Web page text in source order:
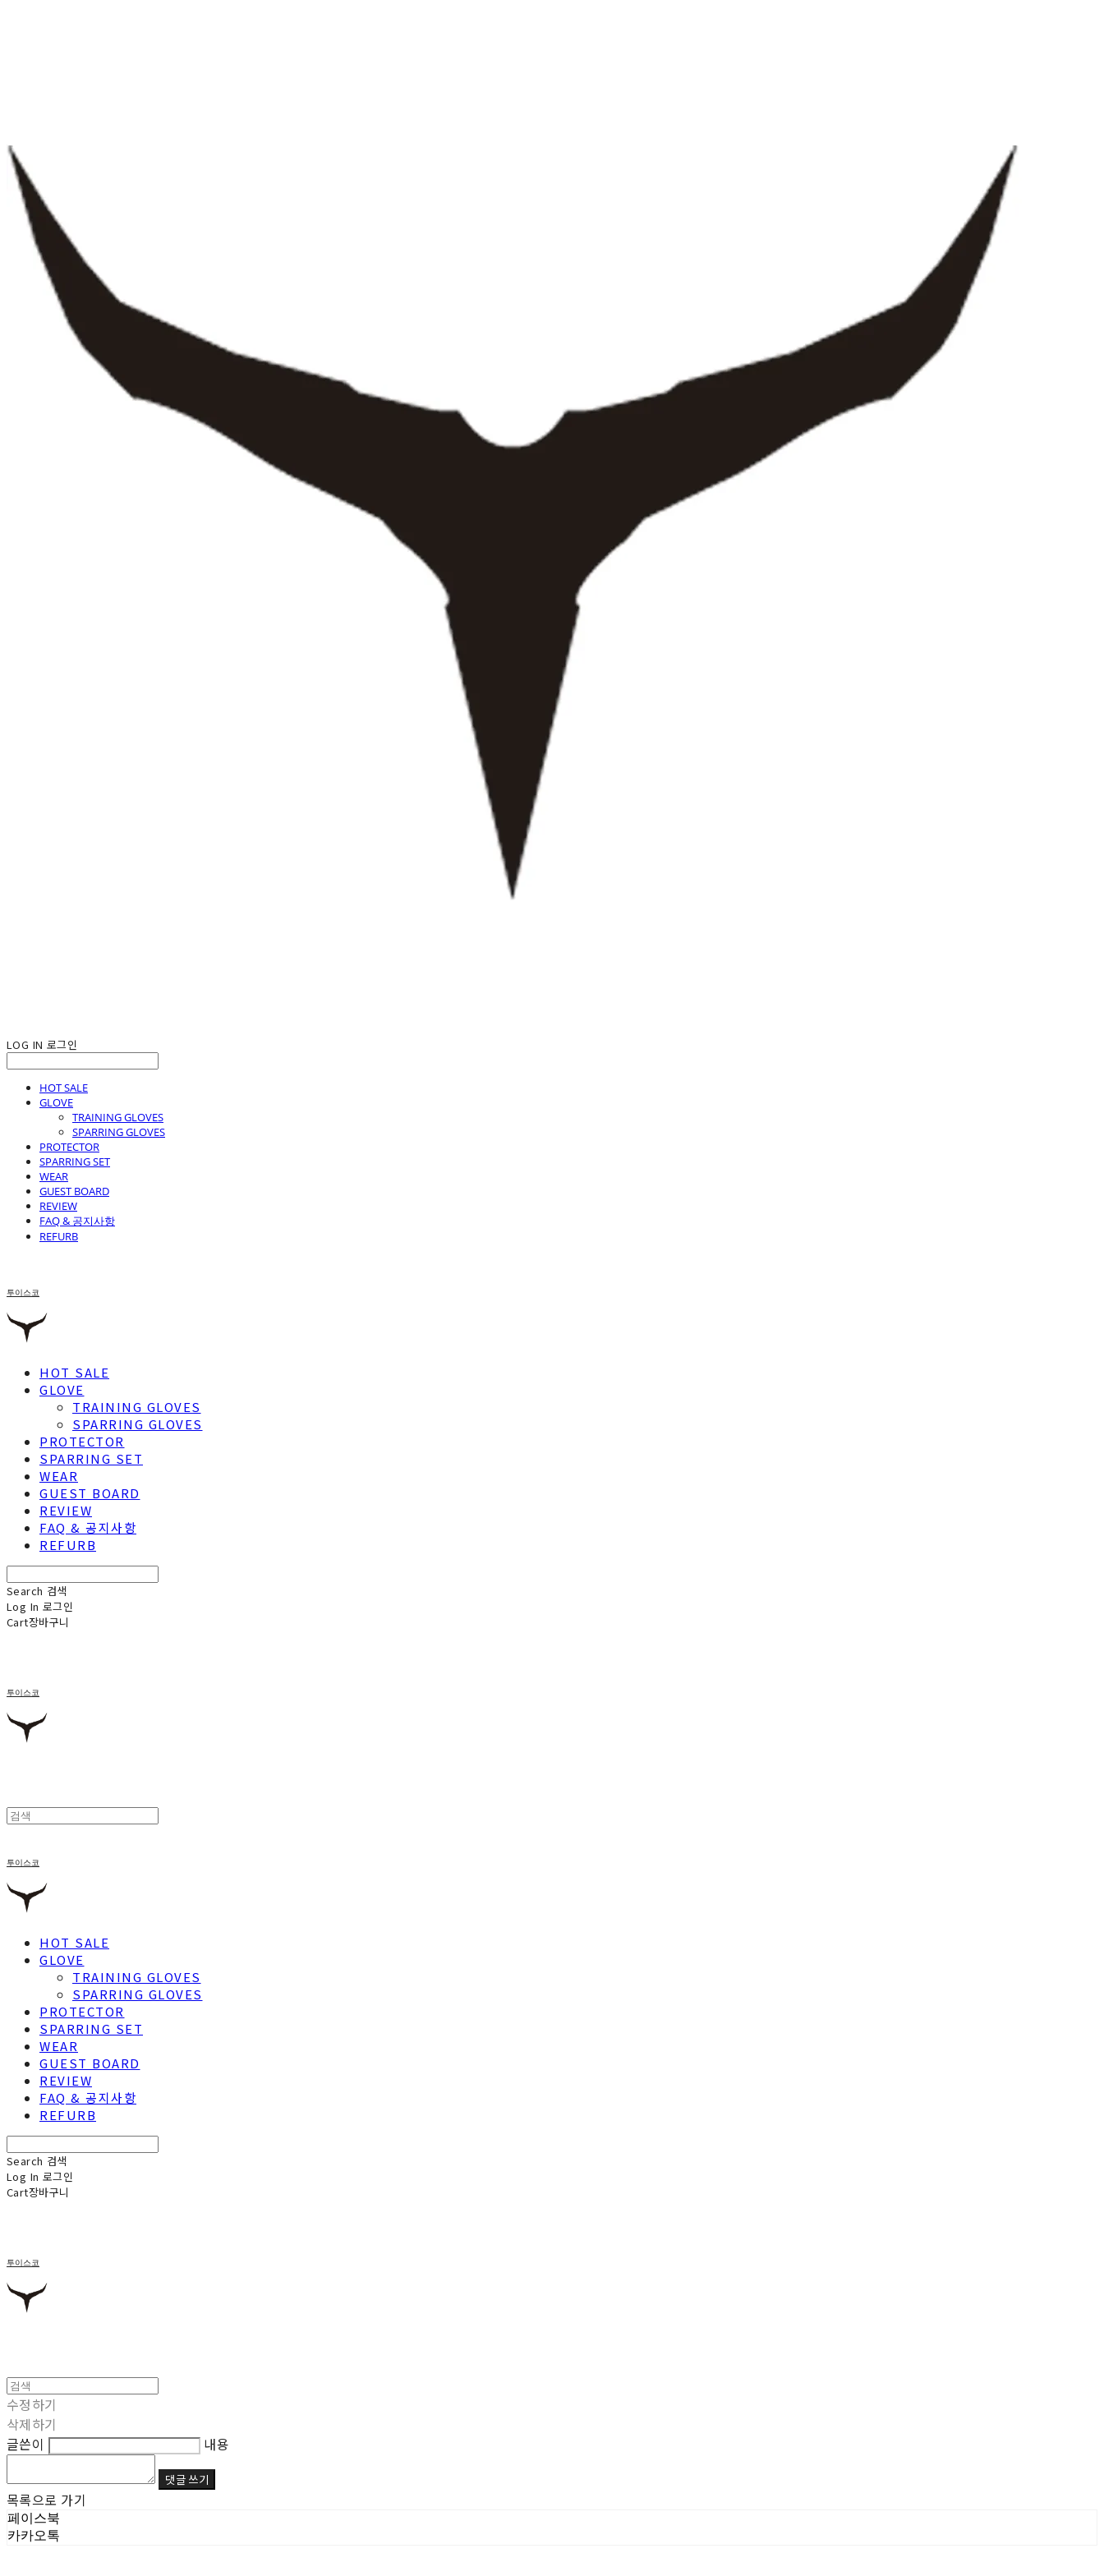
LOG IN 로그인
HOT SALE
GLOVE
TRAINING GLOVES
SPARRING GLOVES
PROTECTOR
SPARRING SET
WEAR
GUEST BOARD
REVIEW
FAQ & 공지사항
REFURB
투이스코
HOT SALE
GLOVE
TRAINING GLOVES
SPARRING GLOVES
PROTECTOR
SPARRING SET
WEAR
GUEST BOARD
REVIEW
FAQ & 공지사항
REFURB
Search 검색
Log In 로그인
Cart장바구니
투이스코
투이스코
HOT SALE
GLOVE
TRAINING GLOVES
SPARRING GLOVES
PROTECTOR
SPARRING SET
WEAR
GUEST BOARD
REVIEW
FAQ & 공지사항
REFURB
Search 검색
Log In 로그인
Cart장바구니
투이스코
수정하기
삭제하기
글쓴이
내용
댓글 쓰기
목록으로 가기
페이스북
카카오톡